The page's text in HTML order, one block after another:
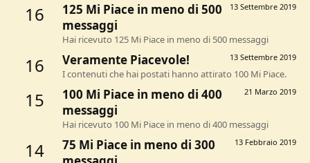
16 13 Settembre 2019
125 Mi Piace in meno di 500
messaggi
Hai ricevuto 125 Mi Piace in meno di 500 messaggi
16 13 Settembre 2019
Veramente Piacevole!
I contenuti che hai postati hanno attirato 100 Mi Piace.
15 21 Marzo 2019
100 Mi Piace in meno di 400
messaggi
Hai ricevuto 100 Mi Piace in meno di 400 messaggi
14 13 Febbraio 2019
75 Mi Piace in meno di 300